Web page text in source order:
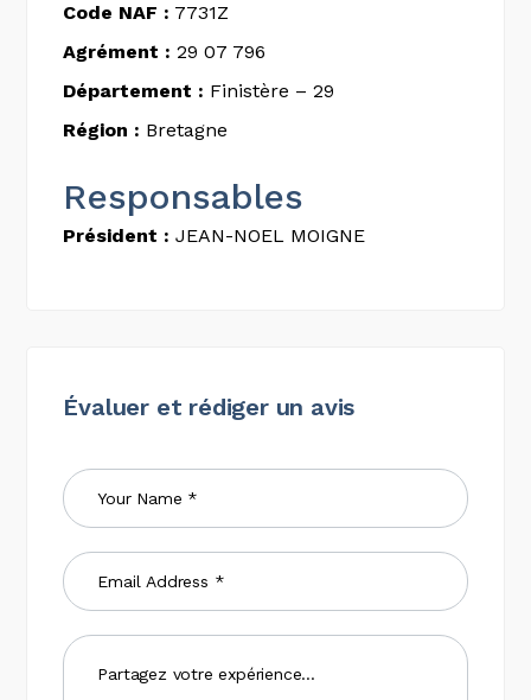
Code NAF : 7731Z
Agrément : 29 07 796
Département : Finistère – 29
Région : Bretagne
Responsables
Président : JEAN-NOEL MOIGNE
Évaluer et rédiger un avis